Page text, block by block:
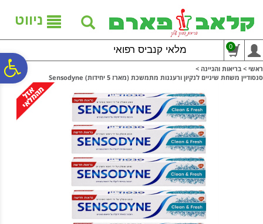
נגישות
אתר
המרכזי
ניווט
מלאי קנביס רפואי 0
ראשי > בריאות והגיינה >
סנסודיין משחת שיניים לנקיון ורעננות מתמשכת (מארז 5 יחידות) Sensodyne